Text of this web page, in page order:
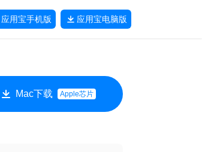
应用宝手机版 应用宝电脑版
Mac下载 Apple芯片